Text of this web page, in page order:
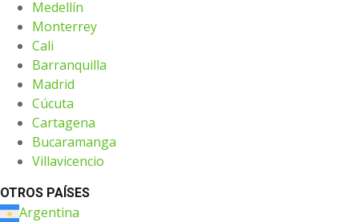
Medellín
Monterrey
Cali
Barranquilla
Madrid
Cúcuta
Cartagena
Bucaramanga
Villavicencio
OTROS PAÍSES
Argentina